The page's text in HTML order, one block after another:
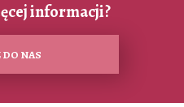
informacji?
NAS